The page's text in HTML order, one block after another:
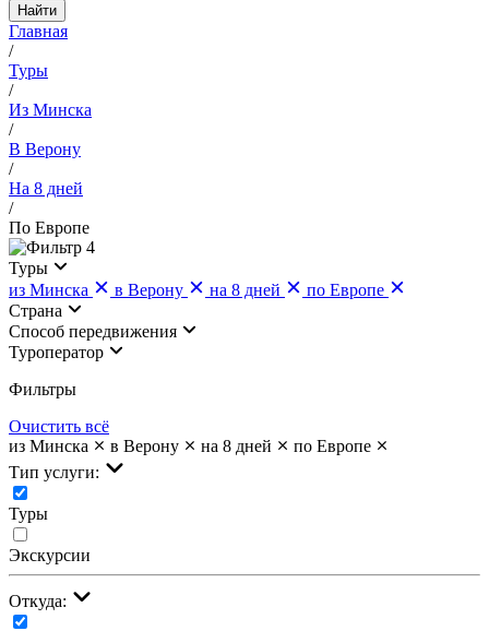
Найти
Главная
/
Туры
/
Из Минска
/
В Верону
/
На 8 дней
/
По Европе
4
Туры
из Минска
в Верону на 8 дней
по Европе
Страна
Cпособ передвижения
Туроператор
Фильтры
Очистить всё
из Минска
в Верону на 8 дней
по Европе
Тип услуги:
Туры
Экскурсии
Откуда: